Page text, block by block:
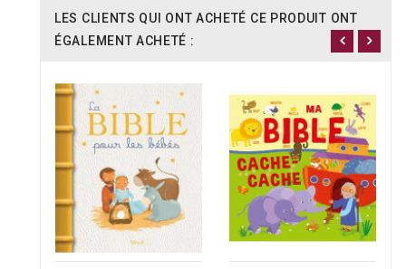
LES CLIENTS QUI ONT ACHETÉ CE PRODUIT ONT
ÉGALEMENT ACHETÉ :